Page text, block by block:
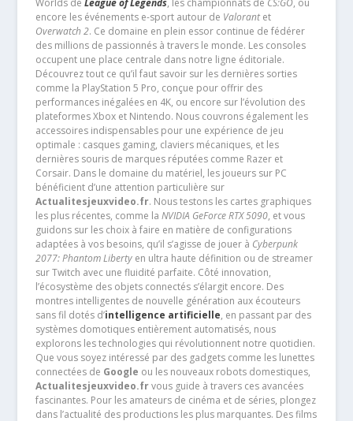
encore les événements e-sport autour de Valorantet
Overwatch 2. Ce domaine en plein essor continue de fédérer
des millions de passionnés à travers le monde. Les consoles
occupent une place centrale dans notre ligne éditoriale.
Découvrez tout ce qu’il faut savoir sur les dernières sorties
comme la PlayStation 5 Pro, conçue pour offrir des
performances inégalées en 4K, ou encore sur l’évolution des
plateformes Xbox et Nintendo. Nous couvrons également les
accessoires indispensables pour une expérience de jeu
optimale : casques gaming, claviers mécaniques, et les
dernières souris de marques réputées comme Razer et
Corsair. Dans le domaine du matériel, les joueurs sur PC
bénéficient d’une attention particulière sur
Actualitesjeuxvideo.fr. Nous testons les cartes graphiques
les plus récentes, comme la NVIDIA GeForce RTX 5090, et vous
guidons sur les choix à faire en matière de configurations
adaptées à vos besoins, qu’il s’agisse de jouer à Cyberpunk
2077: Phantom Libertyen ultra haute définition ou de streamer
sur Twitch avec une fluidité parfaite. Côté innovation,
l’écosystème des objets connectés s’élargit encore. Des
montres intelligentes de nouvelle génération aux écouteurs
sans fil dotés d’intelligence artificielle, en passant par des
systèmes domotiques entièrement automatisés, nous
explorons les technologies qui révolutionnent notre quotidien.
Que vous soyez intéressé par des gadgets comme les lunettes
connectées de Google ou les nouveaux robots domestiques,
Actualitesjeuxvideo.frvous guide à travers ces avancées
fascinantes. Pour les amateurs de cinéma et de séries, plongez
dans l’actualité des productions les plus marquantes. Des films